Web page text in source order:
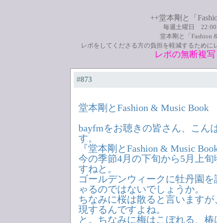
++堂本剛と「
毎週土曜日
堂本剛と「
レポをしてくださる方の負担を軽減するため
レポの無断複
#873
堂本剛とFashion & Music Book
bayfmをお聴きの皆さん、こん
す。
『堂本剛とFashion & Music
今の季節4月の下旬から5月上
すねと。
ゴールデンウィークに牡丹園
ゃるのではないでしょうか。
ちなみに桜は散ると言います
現するんですよね。
と。ちなみに梅はこぼれる、